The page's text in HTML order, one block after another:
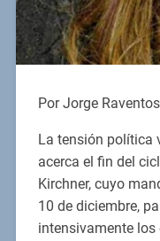
Por Jorge
La tensión política
acerca el fin del
Kirchner, cuyo
10 de diciembre,
intensivamente los